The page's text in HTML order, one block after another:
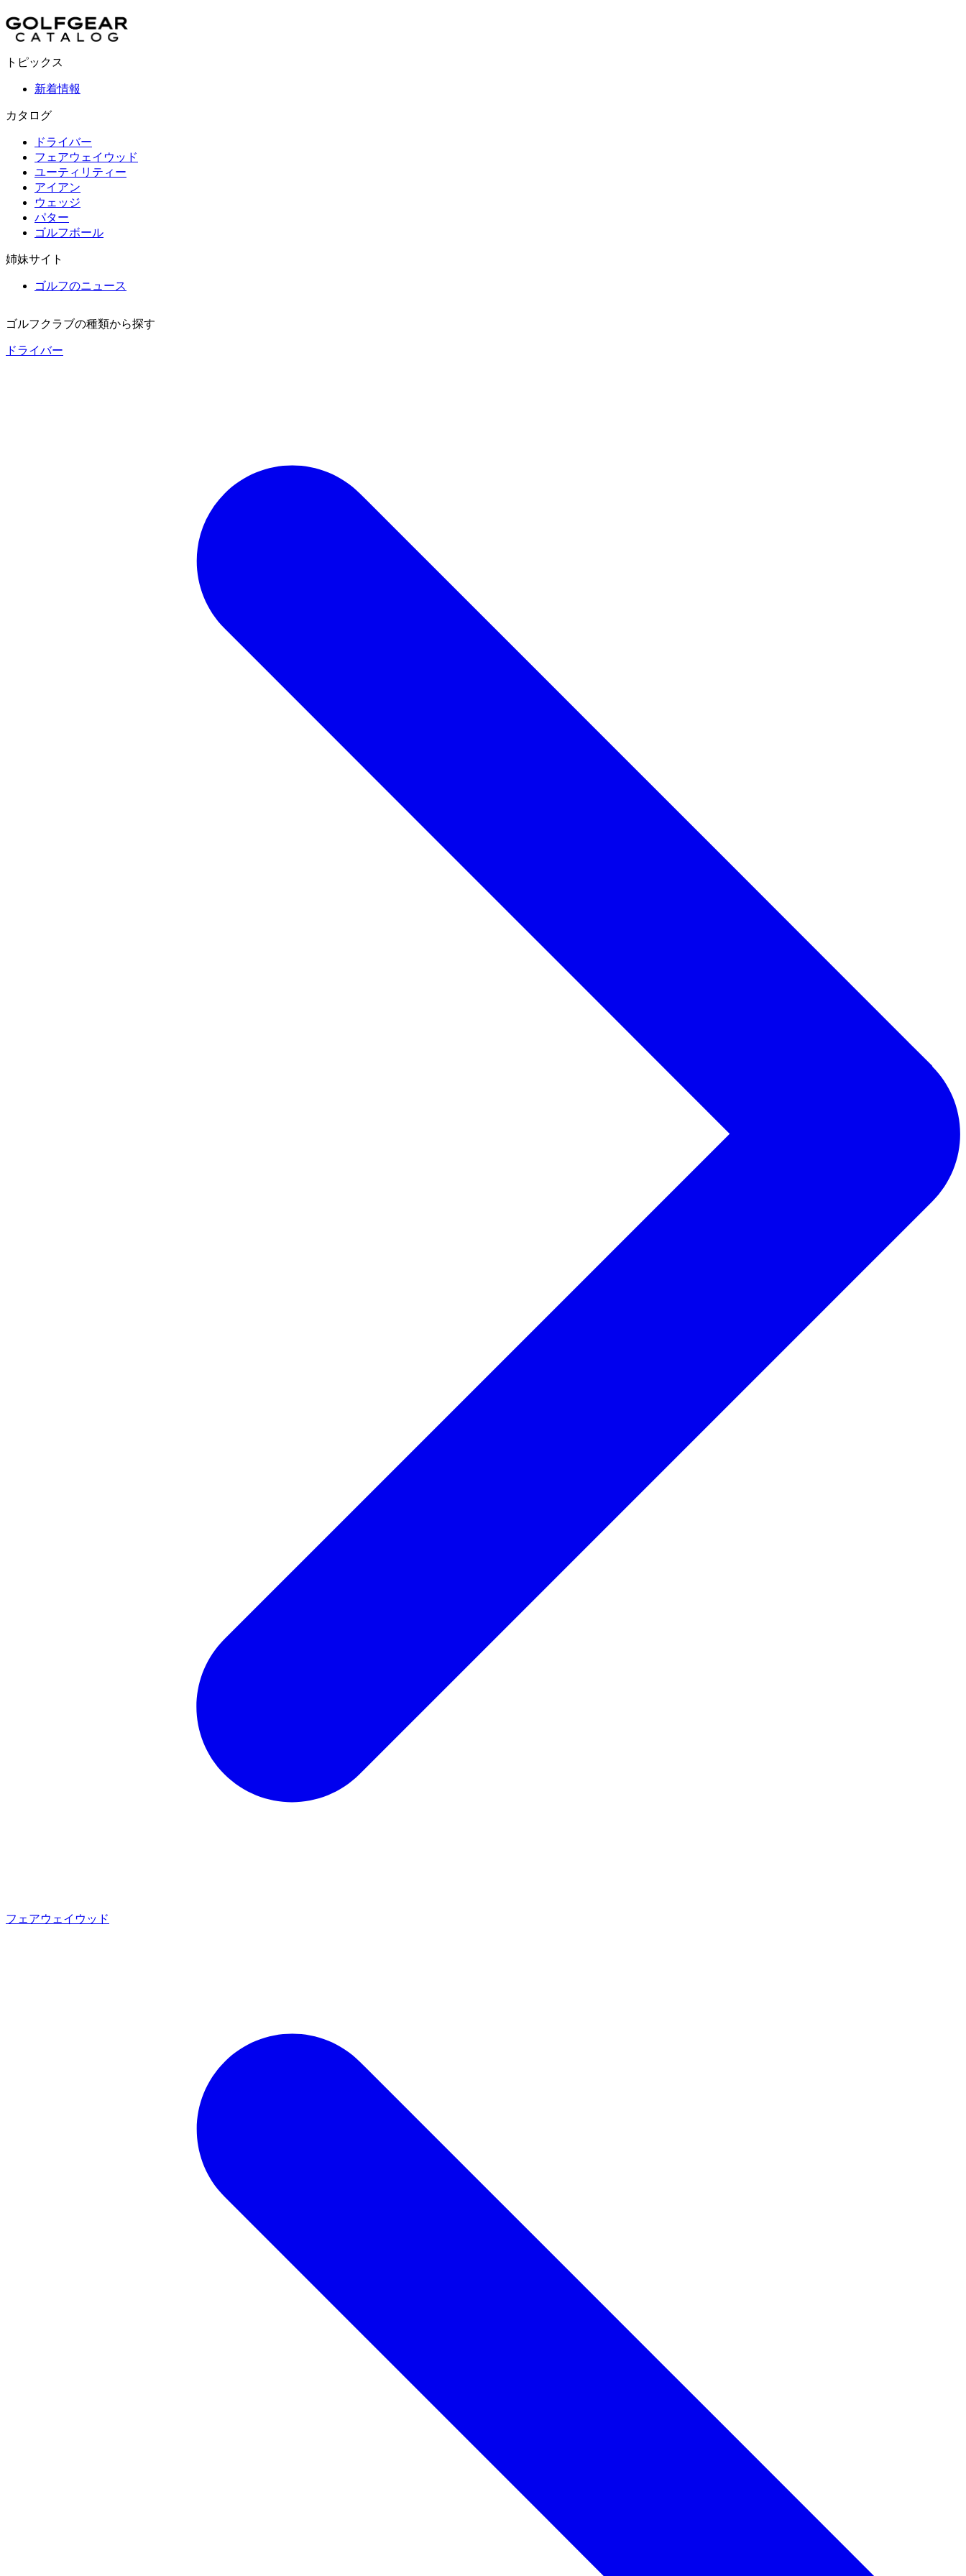
トピックス
新着情報
カタログ
ドライバー
フェアウェイウッド
ユーティリティー
アイアン
ウェッジ
パター
ゴルフボール
姉妹サイト
ゴルフのニュース
ゴルフクラブの種類から探す
ドライバー
フェアウェイウッド